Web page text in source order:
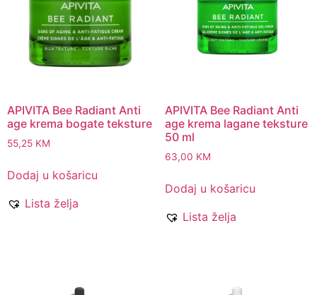
APIVITA Bee Radiant Anti
age krema bogate teksture
55,25 KM
Dodaj u košaricu
Lista želja
APIVITA Bee Radiant Anti
age krema lagane teksture
50 ml
63,00 KM
Dodaj u košaricu
Lista želja